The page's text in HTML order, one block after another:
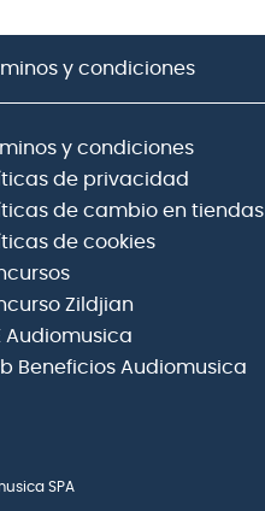
y condiciones
y condiciones
de privacidad
de cambio en tiendas
de cookies
Zildjian
Audiomusica
Beneficios Audiomusica
SPA